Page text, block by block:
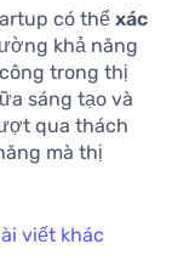
có thể xác
khả năng
trong thị
sáng tạo và
qua thách
mà thị
viết khác